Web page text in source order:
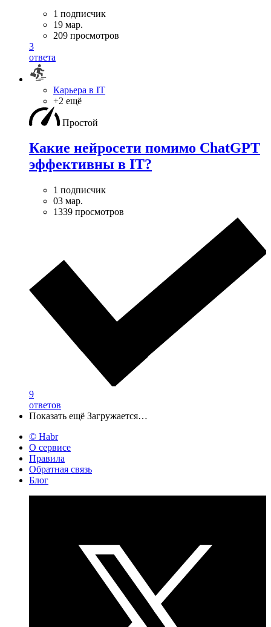
1 подписчик
19 мар.
209 просмотров
3
ответа
Карьера в IT
+2 ещё
Простой
Какие нейросети помимо ChatGPT
эффективны в IT?
1 подписчик
03 мар.
1339 просмотров
9
ответов
Показать ещё Загружается…
© Habr
О сервисе
Правила
Обратная связь
Блог